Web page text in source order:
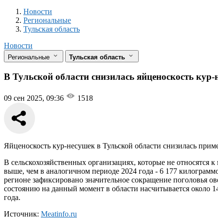
Новости
Разделы
Новости
Региональные
Тульская область
Новости
Региональные Тульская область
В Тульской области снизилась яйценоскость
09 сен 2025, 09:36 1518
Яйценоскость кур-несушек в Тульской области снизилась
В сельскохозяйственных организациях, которые не
выше, чем в аналогичном периоде 2024 года - 6 177
регионе зафиксировано значительное сокращение поголовья
состоянию на данный момент в области насчитывается около
года.
Источник: Meatinfo.ru